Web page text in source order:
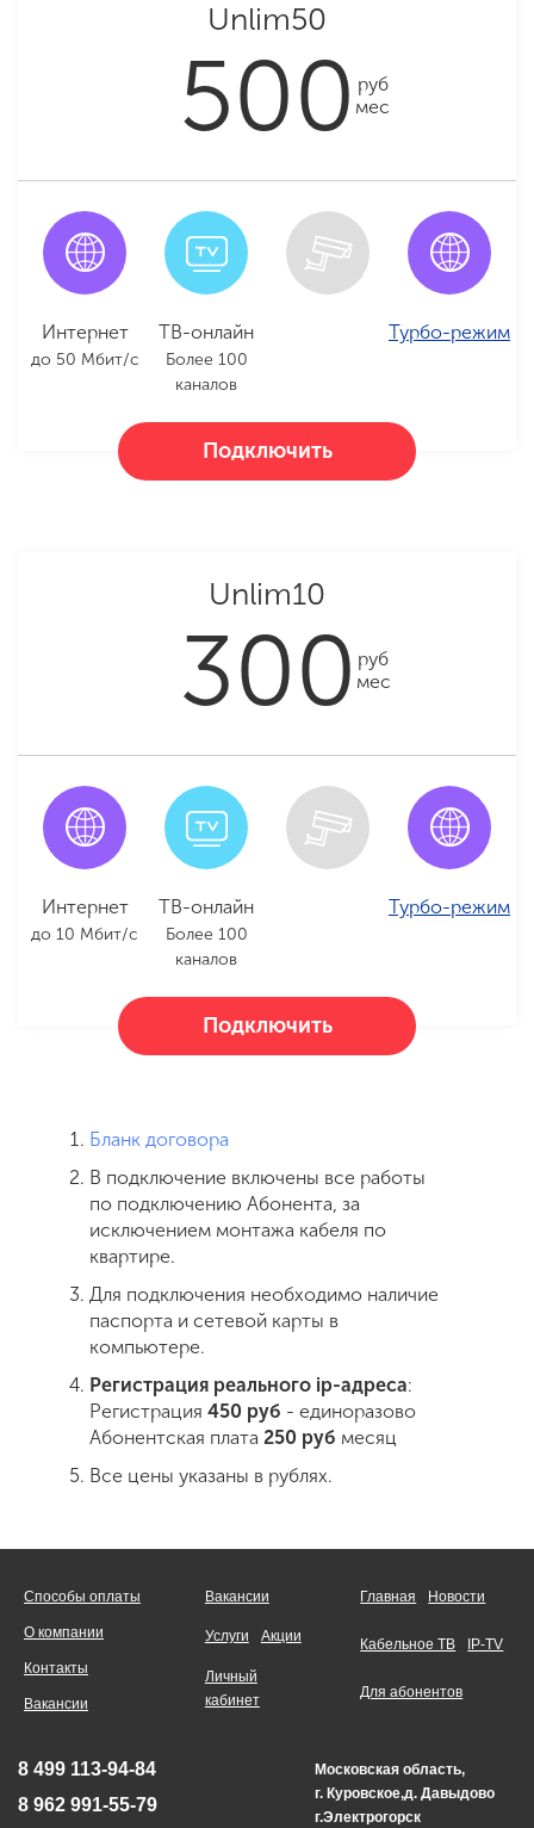
Unlim50
500 руб
мес
Интернет
до 50 Мбит/с
ТВ-онлайн
Более 100
каналов
Турбо-режим
Подключить
Unlim10
300 руб
мес
Интернет
до 10 Мбит/с
ТВ-онлайн
Более 100
каналов
Турбо-режим
Подключить
Бланк договора
В подключение включены все работы
по подключению Абонента, за
исключением монтажа кабеля по
квартире.
Для подключения необходимо наличие
паспорта и сетевой карты в
компьютере.
Регистрация реального ip-адреса:
Регистрация 450 руб - единоразово
Абонентская плата 250 руб месяц
Все цены указаны в рублях.
8 499 113-94-84
8 962 991-55-79
Московская область,
г. Куровское,д. Давыдово
г.Электрогорск
Способы оплаты
О компании
Контакты
Вакансии
Вакансии
Услуги Акции
Личный
кабинет
Главная Новости
Кабельное ТВ IP-TV
Для абонентов